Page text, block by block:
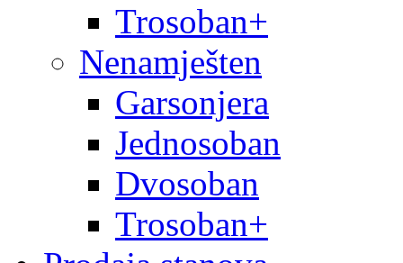
Trosoban+
Nenamješten
Garsonjera
Jednosoban
Dvosoban
Trosoban+